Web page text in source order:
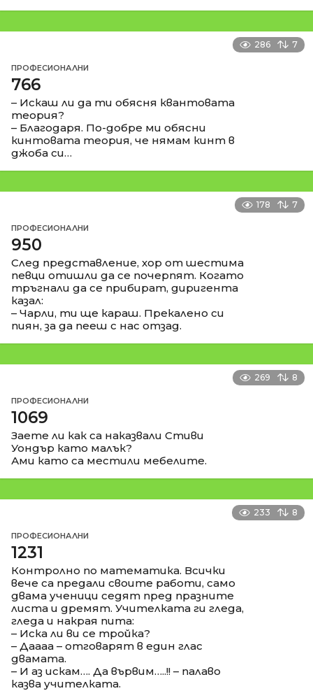
286 7
ПРОФЕСИОНАЛНИ
766
– Искаш ли да ти обясня квантовата
теория?
– Благодаря. По-добре ми обясни
кинтовата теория, че нямам кинт в
джоба си…
178 7
ПРОФЕСИОНАЛНИ
950
След представление, хор от шестима
певци отишли да се почерпят. Когато
тръгнали да се прибират, диригента
казал:
– Чарли, ти ще караш. Прекалено си
пиян, за да пееш с нас отзад.
269 8
ПРОФЕСИОНАЛНИ
1069
Заете ли как са наказвали Стиви
Уондър като малък?
Ами като са местили мебелите.
233 8
ПРОФЕСИОНАЛНИ
1231
Контролно по математика. Всички
вече са предали своите работи, само
двама ученици седят пред празните
листа и дремят. Учителката ги гледа,
гледа и накрая пита:
– Иска ли ви се тройка?
– Даааа – отговарят в един глас
двамата.
– И аз искам…. Да вървим…..!! – палаво
казва учителката.